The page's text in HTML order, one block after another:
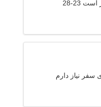
23-28
سفر نیاز دارم